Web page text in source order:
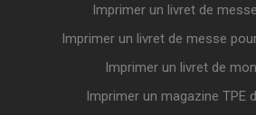
Imprimer un livret de
Imprimer un livret de messe
Imprimer un livret de
Imprimer un magazine TPE